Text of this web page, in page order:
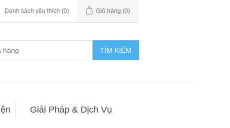
Danh sách yêu thích (0) Giỏ hàng (0)
TÌM KIẾM
Giải Pháp & Dịch Vụ